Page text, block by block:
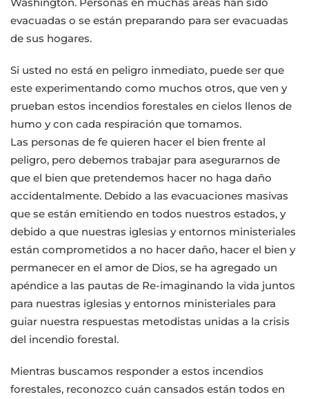
evacuadas o se están preparando para ser evacuadas
de sus hogares.
Si usted no está en peligro inmediato, puede ser que
este experimentando como muchos otros, que ven y
prueban estos incendios forestales en cielos llenos de
humo y con cada respiración que tomamos.
Las personas de fe quieren hacer el bien frente al
peligro, pero debemos trabajar para asegurarnos de
que el bien que pretendemos hacer no haga daño
accidentalmente. Debido a las evacuaciones masivas
que se están emitiendo en todos nuestros estados, y
debido a que nuestras iglesias y entornos ministeriales
están comprometidos a no hacer daño, hacer el bien y
permanecer en el amor de Dios, se ha agregado un
apéndice a las pautas de Re-imaginando la vida juntos
para nuestras iglesias y entornos ministeriales para
guiar nuestra respuestas metodistas unidas a la crisis
del incendio forestal.
Mientras buscamos responder a estos incendios
forestales, reconozco cuán cansados ​​están todos en